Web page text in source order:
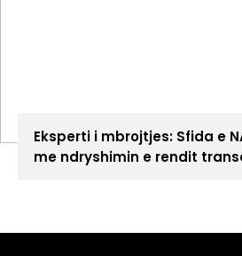
Eksperti i mbrojtjes: Sfida e
me ndryshimin e rendit